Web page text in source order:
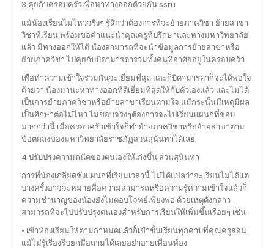
3.คุยกับครอบครัวเพื่อหาทางออกด้วยกัน ssru
แม้น้องเรียนไม่ไหวจริงๆ รู้สึกว่าต้องการที่จะย้ายภาควิชา ย้ายสาขา
วิชาที่เรียน พร้อมขอคำแนะนำคุณครูที่ปรึกษาและทางมหาวิทยาลัย
แล้ว มีทางออกให้ได้ น้องสามารถที่จะนำข้อมูลการย้ายสาขาหรือ
ย้ายภาควิชา ไปคุยกับบิดามารดารวมทั้งคนที่อาศัยอยู่ในครอบครัว
เพื่อทำความเข้าใจร่วมกันจะเยี่ยมที่สุด และก็บิดามารดาก็จะได้พอใจ
ด้วยว่า น้องมานะหาทางออกที่ดีเยี่ยมที่สุดให้กับตัวเองแล้ว และไม่ได้
เป็นการย้ายภาควิชาหรือย้ายสาขาเรียนตามใจ แม้กระนั้นมีเหตุมีผล
เป็นศึกษาต่อไม่ไหว ไม่ชอบจริงๆต้องการจะไปเรียนแผนกที่ชอบ
มากกว่านี้ เมื่อครอบครัวเข้าใจก็ทำย้ายภาควิชาหรือย้ายสาขาตาม
ข้อตกลงของมหาวิทยาลัยราชภัฏสวนสุนันทาได้เลย
4.ปรับปรุงความถนัดของตนเองให้เก่งขึ้น สวนสุนันทา
การที่น้องเกลียดชังแผนกที่เรียนเวลานี้ ไม่ได้แปลว่าจะเรียนไม่ได้แต่
บางครั้งอาจจะหมายคือความสามารถหรือความรู้ความเข้าใจแล้วก็
ความชำนาญของน้องยังไม่ตอบโจทย์เพียงพอ ด้วยเหตุดังกล่าว
สามารถที่จะไปปรับปรุงตนเองสำหรับการเรียนให้เพิ่มขึ้นเรื่อยๆ เช่น
• เข้าห้องเรียนให้ตามกำหนดแล้วก็เข้าชั้นเรียนทุกคาบที่คุณครูสอน
แม้ไม่รู้เรื่องรีบยกมือถามได้เลยอย่าอายเพื่อนพ้อง